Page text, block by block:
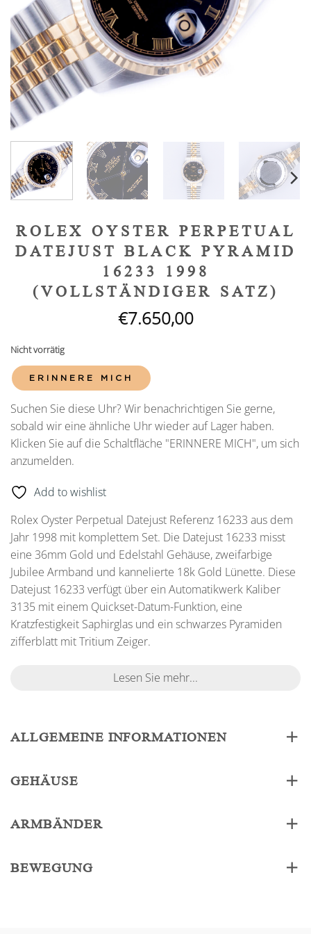
ROLEX OYSTER PERPETUAL
DATEJUST BLACK PYRAMID
16233 1998
(VOLLSTÄNDIGER SATZ)
€7.650,00
Nicht vorrätig
ERINNERE MICH
Suchen Sie diese Uhr? Wir benachrichtigen Sie gerne,
sobald wir eine ähnliche Uhr wieder auf Lager haben.
Klicken Sie auf die Schaltfläche "ERINNERE MICH", um sich
anzumelden.
Add to wishlist
Rolex Oyster Perpetual Datejust Referenz 16233 aus dem
Jahr 1998 mit komplettem Set. Die Datejust 16233 misst
eine 36mm Gold und Edelstahl Gehäuse, zweifarbige
Jubilee Armband und kannelierte 18k Gold Lünette. Diese
Datejust 16233 verfügt über ein Automatikwerk Kaliber
3135 mit einem Quickset-Datum-Funktion, eine
Kratzfestigkeit Saphirglas und ein schwarzes Pyramiden
zifferblatt mit Tritium Zeiger.
Lesen Sie mehr...
ALLGEMEINE INFORMATIONEN
GEHÄUSE
ARMBÄNDER
BEWEGUNG